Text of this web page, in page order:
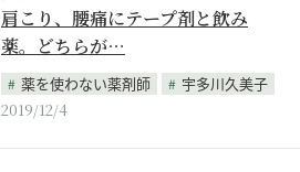
肩こり、腰痛にテープ剤と飲み
薬。どちらが…
薬を使わない薬剤師
宇多川久美子
2019/12/4